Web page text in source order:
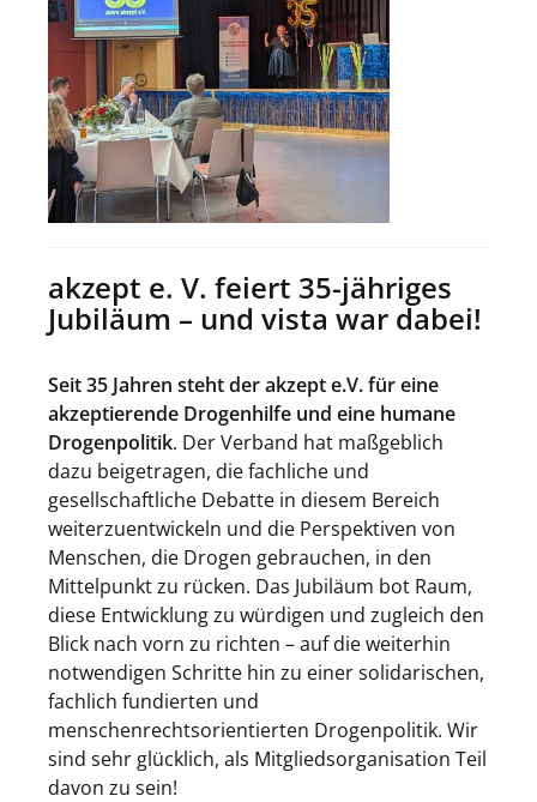
akzept e. V. feiert 35-jähriges
Jubiläum – und vista war dabei!
Seit 35 Jahren steht der akzept e.V. für eine
akzeptierende Drogenhilfe und eine humane
Drogenpolitik. Der Verband hat maßgeblich
dazu beigetragen, die fachliche und
gesellschaftliche Debatte in diesem Bereich
weiterzuentwickeln und die Perspektiven von
Menschen, die Drogen gebrauchen, in den
Mittelpunkt zu rücken. Das Jubiläum bot Raum,
diese Entwicklung zu würdigen und zugleich den
Blick nach vorn zu richten – auf die weiterhin
notwendigen Schritte hin zu einer solidarischen,
fachlich fundierten und
menschenrechtsorientierten Drogenpolitik. Wir
sind sehr glücklich, als Mitgliedsorganisation Teil
davon zu sein!